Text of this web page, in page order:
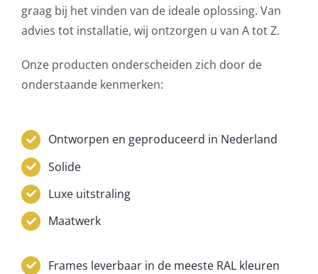
graag bij het vinden van de ideale oplossing. Van
advies tot installatie, wij ontzorgen u van A tot Z.
Onze producten onderscheiden zich door de
onderstaande kenmerken:
Ontworpen en geproduceerd in Nederland
Solide
Luxe uitstraling
Maatwerk
Frames leverbaar in de meeste RAL kleuren